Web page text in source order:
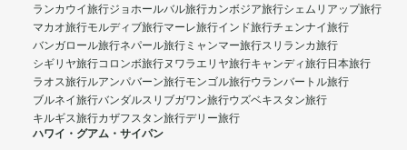
ランカウイ旅行ジョホールバル旅行カンボジア旅行シェムリアップ旅行
マカオ旅行モルディブ旅行マーレ旅行インド旅行チェンナイ旅行
バンガロール旅行ネパール旅行 ミャンマー旅行スリランカ旅行
シギリヤ旅行コロンボ旅行ヌワラエリヤ旅行キャンディ旅行日本旅行
ラオス旅行ルアンパバーン旅行モンゴル旅行ウランバートル旅行
ブルネイ旅行バンダルスリブガワン旅行ウズベキスタン旅行
キルギス旅行カザフスタン旅行デリー旅行
ハワイ・グアム・サイパン